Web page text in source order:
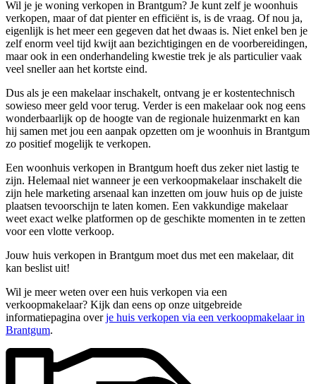
Wil je je woning verkopen in Brantgum? Je kunt zelf je woonhuis
verkopen, maar of dat pienter en efficiënt is, is de vraag. Of nou ja,
eigenlijk is het meer een gegeven dat het dwaas is. Niet enkel ben je
zelf enorm veel tijd kwijt aan bezichtigingen en de voorbereidingen,
maar ook in een onderhandeling kwestie trek je als particulier vaak
veel sneller aan het kortste eind.
Dus als je een makelaar inschakelt, ontvang je er kostentechnisch
sowieso meer geld voor terug. Verder is een makelaar ook nog eens
wonderbaarlijk op de hoogte van de regionale huizenmarkt en kan
hij samen met jou een aanpak opzetten om je woonhuis in Brantgum
zo positief mogelijk te verkopen.
Een woonhuis verkopen in Brantgum hoeft dus zeker niet lastig te
zijn. Helemaal niet wanneer je een verkoopmakelaar inschakelt die
zijn hele marketing arsenaal kan inzetten om jouw huis op de juiste
plaatsen tevoorschijn te laten komen. Een vakkundige makelaar
weet exact welke platformen op de geschikte momenten in te zetten
voor een vlotte verkoop.
Jouw huis verkopen in Brantgum moet dus met een makelaar, dit
kan beslist uit!
Wil je meer weten over een huis verkopen via een
verkoopmakelaar? Kijk dan eens op onze uitgebreide
informatiepagina overje huis verkopen via een verkoopmakelaar in
Brantgum.